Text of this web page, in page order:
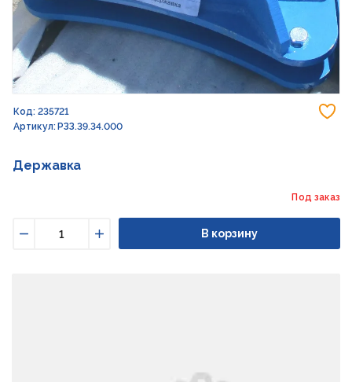
Код: 235721
Артикул: РЗЗ.39.34.000
Державка
Под заказ
Увеличить
В корзину